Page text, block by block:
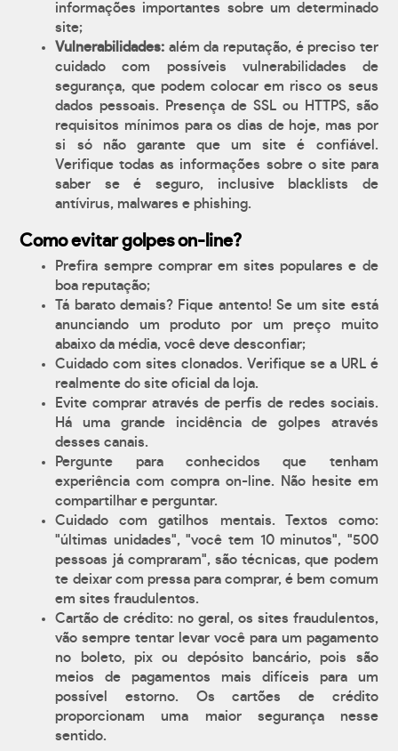
informações importantes sobre um determinado
site;
Vulnerabilidades: além da reputação, é preciso ter
cuidado com possíveis vulnerabilidades de
segurança, que podem colocar em risco os seus
dados pessoais. Presença de SSL ou HTTPS, são
requisitos mínimos para os dias de hoje, mas por
si só não garante que um site é confiável.
Verifique todas as informações sobre o site para
saber se é seguro, inclusive blacklists de
antívirus, malwares e phishing.
Como evitar golpes on-line?
Prefira sempre comprar em sites populares e de
boa reputação;
Tá barato demais? Fique antento! Se um site está
anunciando um produto por um preço muito
abaixo da média, você deve desconfiar;
Cuidado com sites clonados. Verifique se a URL é
realmente do site oficial da loja.
Evite comprar através de perfis de redes sociais.
Há uma grande incidência de golpes através
desses canais.
Pergunte para conhecidos que tenham
experiência com compra on-line. Não hesite em
compartilhar e perguntar.
Cuidado com gatilhos mentais. Textos como:
"últimas unidades", "você tem 10 minutos", "500
pessoas já compraram", são técnicas, que podem
te deixar com pressa para comprar, é bem comum
em sites fraudulentos.
Cartão de crédito: no geral, os sites fraudulentos,
vão sempre tentar levar você para um pagamento
no boleto, pix ou depósito bancário, pois são
meios de pagamentos mais difíceis para um
possível estorno. Os cartões de crédito
proporcionam uma maior segurança nesse
sentido.